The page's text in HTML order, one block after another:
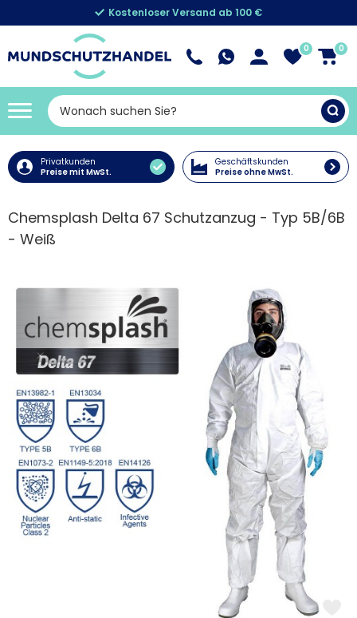
Kostenloser Versand ab 100 €
0 0
Privatkunden
Preise mit MwSt.
Geschäftskunden
Preise ohne MwSt.
Chemsplash Delta 67 Schutzanzug - Typ 5B/6B
- Weiß